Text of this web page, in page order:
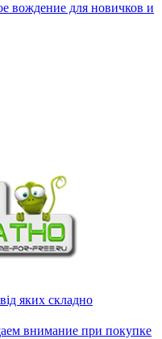
вождение для новичков и
яких складно
внимание при покупке